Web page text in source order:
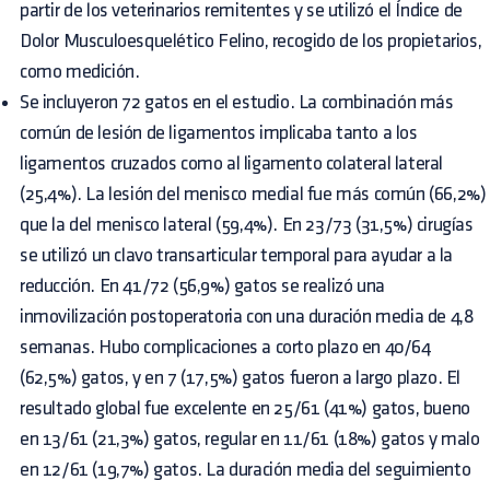
partir de los veterinarios remitentes y se utilizó el Índice de
Dolor Musculoesquelético Felino, recogido de los propietarios,
como medición.
Se incluyeron 72 gatos en el estudio. La combinación más
común de lesión de ligamentos implicaba tanto a los
ligamentos cruzados como al ligamento colateral lateral
(25,4%). La lesión del menisco medial fue más común (66,2%)
que la del menisco lateral (59,4%). En 23/73 (31,5%) cirugías
se utilizó un clavo transarticular temporal para ayudar a la
reducción. En 41/72 (56,9%) gatos se realizó una
inmovilización postoperatoria con una duración media de 4,8
semanas. Hubo complicaciones a corto plazo en 40/64
(62,5%) gatos, y en 7 (17,5%) gatos fueron a largo plazo. El
resultado global fue excelente en 25/61 (41%) gatos, bueno
en 13/61 (21,3%) gatos, regular en 11/61 (18%) gatos y malo
en 12/61 (19,7%) gatos. La duración media del seguimiento